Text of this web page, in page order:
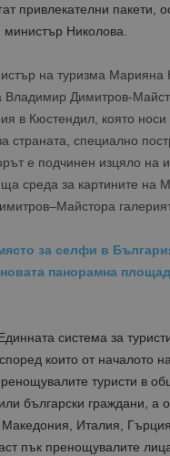
привлекателни пакети,
Николова.
на туризма Марияна
Владимир Димитров-
в Кюстендил, която носи
страната, специално
е подчинен изцяло на
среда за картините на
за селфи в
панорамна
система за
които от началото
туристи в
български граждани, а
Италия,
пък пренощувалите лица